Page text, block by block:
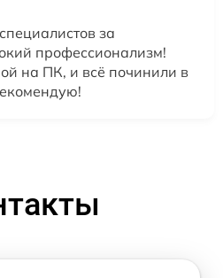
за
профессионализм!
на ПК, и всё починили в